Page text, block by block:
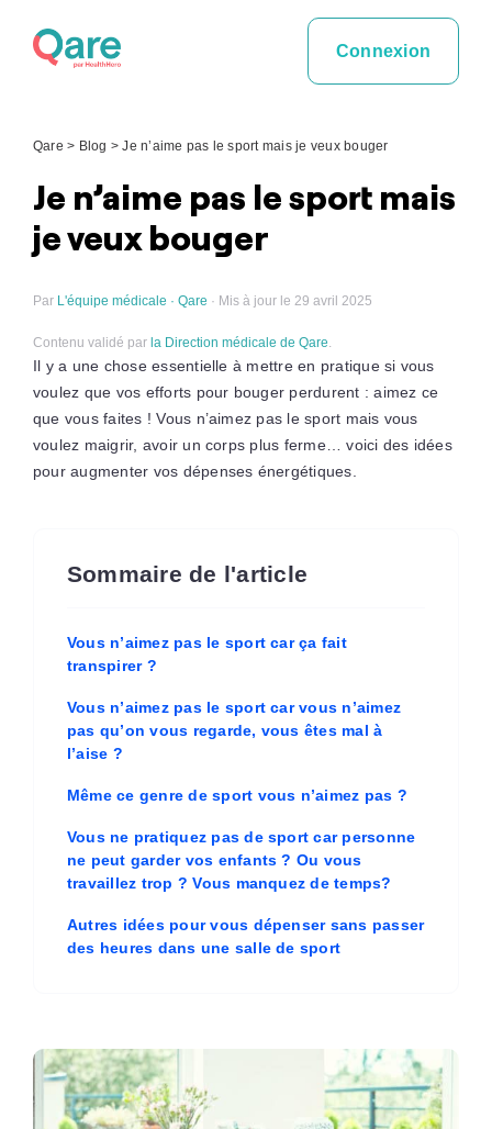
Connexion
Qare > Blog >Je n’aime pas le sport mais je veux bouger
Je n’aime pas le sport mais
je veux bouger
Par L'équipe médicale · Qare · Mis à jour le 29 avril 2025
Contenu validé par la Direction médicale de Qare.
Il y a une chose essentielle à mettre en pratique si vous
voulez que vos efforts pour bouger perdurent : aimez ce
que vous faites ! Vous n’aimez pas le sport mais vous
voulez maigrir, avoir un corps plus ferme… voici des idées
pour augmenter vos dépenses énergétiques.
Sommaire de l'article
Vous n’aimez pas le sport car ça fait
transpirer ?
Vous n’aimez pas le sport car vous n’aimez
pas qu’on vous regarde, vous êtes mal à
l’aise ?
Même ce genre de sport vous n’aimez pas ?
Vous ne pratiquez pas de sport car personne
ne peut garder vos enfants ? Ou vous
travaillez trop ? Vous manquez de temps?
Autres idées pour vous dépenser sans passer
des heures dans une salle de sport